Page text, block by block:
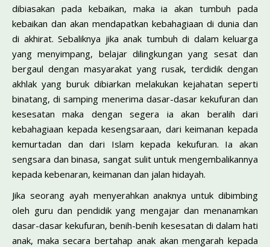
dibiasakan pada kebaikan, maka ia akan tumbuh pada
kebaikan dan akan mendapatkan kebahagiaan di dunia dan
di akhirat. Sebaliknya jika anak tumbuh di dalam keluarga
yang menyimpang, belajar dilingkungan yang sesat dan
bergaul dengan masyarakat yang rusak, terdidik dengan
akhlak yang buruk dibiarkan melakukan kejahatan seperti
binatang, di samping menerima dasar-dasar kekufuran dan
kesesatan maka dengan segera ia akan beralih dari
kebahagiaan kepada kesengsaraan, dari keimanan kepada
kemurtadan dan dari Islam kepada kekufuran. Ia akan
sengsara dan binasa, sangat sulit untuk mengembalikannya
kepada kebenaran, keimanan dan jalan hidayah.
Jika seorang ayah menyerahkan anaknya untuk dibimbing
oleh guru dan pendidik yang mengajar dan menanamkan
dasar-dasar kekufuran, benih-benih kesesatan di dalam hati
anak, maka secara bertahap anak akan mengarah kepada